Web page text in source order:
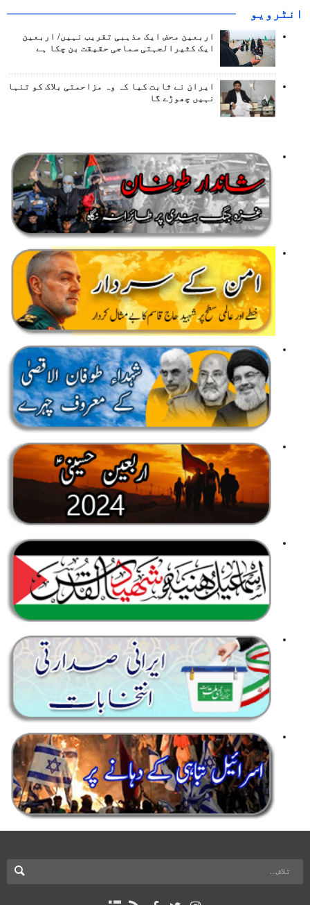
انٹرويو
اربعین محض ایک مذہبی تقریب نہیں/ اربعین
ایک کثیرالجہتی سماجی حقیقت بن چکا ہے
ایران نے ثابت کیا کہ وہ مزاحمتی بلاک کو تنہا
نہیں چھوڑے گا